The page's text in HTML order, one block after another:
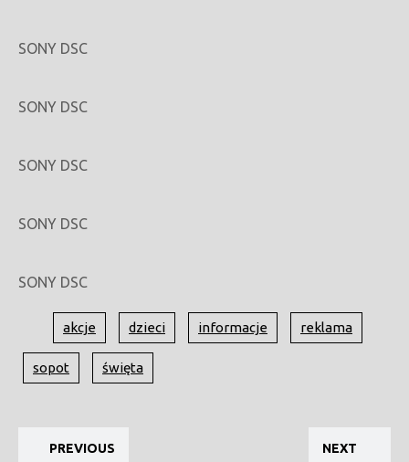
SONY DSC
SONY DSC
SONY DSC
SONY DSC
SONY DSC
akcje dzieci informacje reklama
sopot święta
wpisu
PREVIOUS NEXT